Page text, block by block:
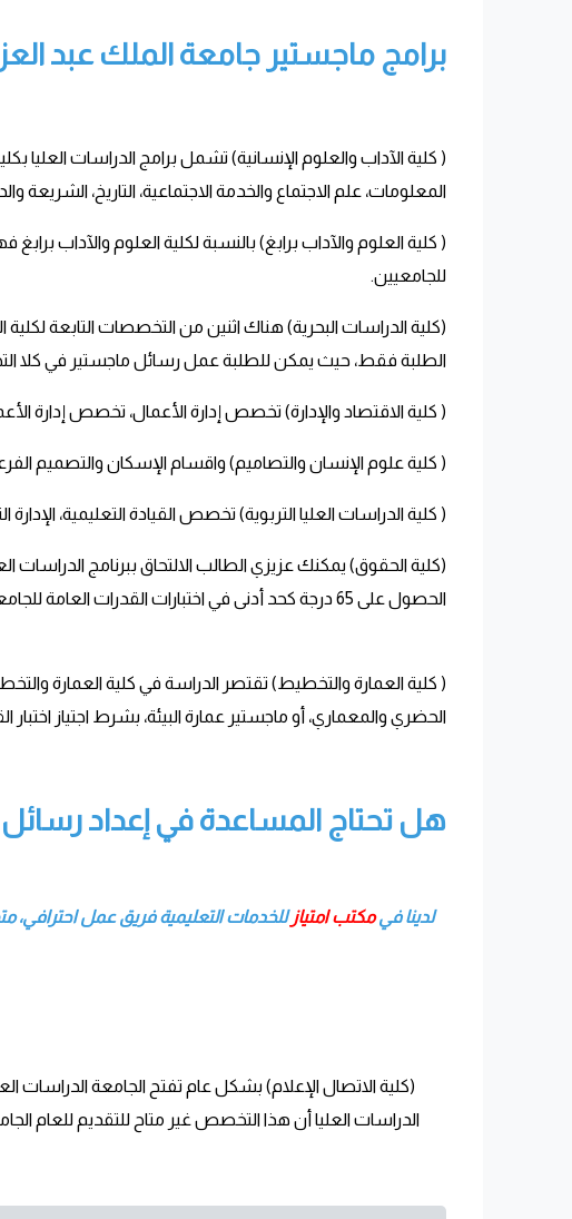
برامج ماجستير جامعة الملك عبد
( كلية الآداب والعلوم الإنسانية) تشمل برامج الدراسات العليا
المعلومات، علم الاجتماع والخدمة الاجتماعية، التاريخ، الشريعة
( كلية العلوم والآداب برابغ) بالنسبة لكلية العلوم والآداب برابغ
للجامعيين.
(كلية الدراسات البحرية) هناك اثنين من التخصصات التابعة
الطلبة فقط، حيث يمكن للطلبة عمل رسائل ماجستير في كلا
( كلية الاقتصاد والإدارة) تخصص إدارة الأعمال، تخصص إدارة
( كلية علوم الإنسان والتصاميم) واقسام الإسكان والتصميم
( كلية الدراسات العليا التربوية) تخصص القيادة التعليمية، الإدارة
(كلية الحقوق) يمكنك عزيزي الطالب الالتحاق ببرنامج
الحصول على 65 درجة كحد أدنى في اختبارات القدرات العامة للجامعيين.
( كلية العمارة والتخطيط) تقتصر الدراسة في كلية العمارة
الحضري والمعماري، أو ماجستير عمارة البيئة، بشرط اجتياز اختبار
هل تحتاج المساعدة في إعداد رسائل
لدينا فيمكتب امتيازللخدمات التعليمية فريق عمل
(كلية الاتصال الإعلام) بشكل عام تفتح الجامعة
الدراسات العليا أن هذا التخصص غير متاح للتقديم للعام الجامعي 1443هـ، ولكن بصفة عامة تشترط الكلية حصول الطلبة على 65 درجة كحد أدني في اختبارات قبول